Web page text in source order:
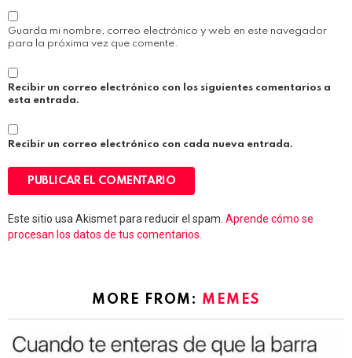
Guarda mi nombre, correo electrónico y web en este navegador
para la próxima vez que comente.
Recibir un correo electrónico con los siguientes comentarios a
esta entrada.
Recibir un correo electrónico con cada nueva entrada.
Este sitio usa Akismet para reducir el spam. Aprende cómo se
procesan los datos de tus comentarios.
MORE FROM: MEMES